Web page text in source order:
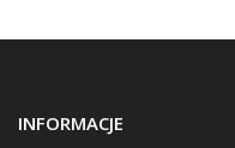
INFORMACJE